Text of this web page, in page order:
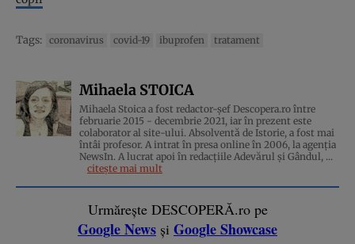
Tags: coronavirus covid-19 ibuprofen tratament
Mihaela STOICA
Mihaela Stoica a fost redactor-șef Descopera.ro între
februarie 2015 - decembrie 2021, iar în prezent este
colaborator al site-ului. Absolventă de Istorie, a fost mai
întâi profesor. A intrat în presa online în 2006, la agenţia
NewsIn. A lucrat apoi în redacţiile Adevărul şi Gândul, ...
citește mai mult
Urmărește DESCOPERĂ.ro pe
Google News și Google Showcase